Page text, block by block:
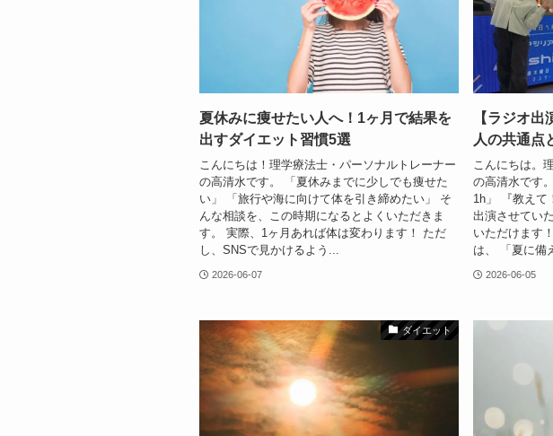
夏休みに痩せたい人へ！1ヶ月で結果を
出すダイエット習慣5選
こんにちは！理学療法士・パーソナルトレーナー
の高清水です。 「夏休みまでに少しでも痩せた
い」 「旅行や海に向けて体を引き締めたい」 そ
んな相談を、この時期になるとよくいただきま
す。 実際、1ヶ月あれば体は変わります！ ただ
し、SNSで見かけるよう...
2026-06-07
【ラジオ
人の共通点
こんにちは。
の高清水です
1h」 『教えて
出演させてい
いただけます
は、 「夏に備
2026-06-05
ダイエット